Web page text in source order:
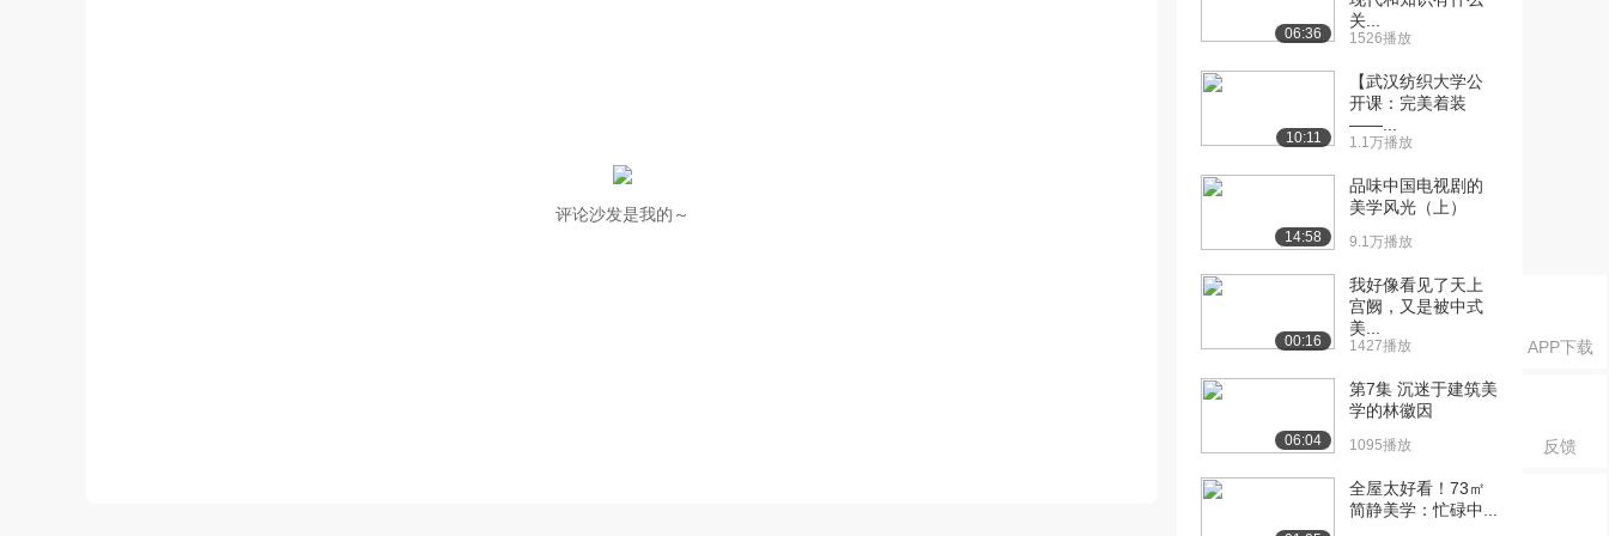
APP下载
反馈
评论沙发是我的～
06:36
关...
1526播放
10:11
【武汉纺织大学公
开课：完美着装
——...
1.1万播放
14:58
品味中国电视剧的
美学风光（上）
9.1万播放
00:16
我好像看见了天上
宫阙，又是被中式
美...
1427播放
06:04
第7集 沉迷于建筑美
学的林徽因
1095播放
全屋太好看！73㎡
简静美学：忙碌中...